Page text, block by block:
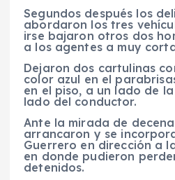
Segundos después los
abordaron los tres
irse bajaron otros dos
a los agentes a muy
Dejaron dos cartulinas
color azul en el
en el piso, a un lado de
lado del conductor.
Ante la mirada de
arrancaron y se
Guerrero en dirección a
en donde pudieron
detenidos.